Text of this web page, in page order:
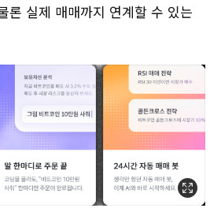
론 실제 매매까지 연계할 수 있는